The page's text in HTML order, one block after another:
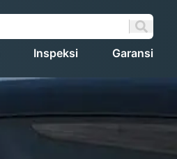
Inspeksi Garansi